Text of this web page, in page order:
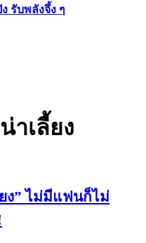
รับพลังจึ้ง ๆ
าเลี้ยง
ง” ไม่มีแฟนก็ไม่